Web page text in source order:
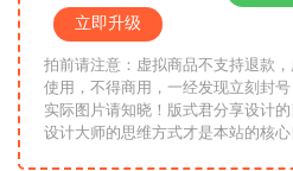
立即升级
拍前请注意：虚拟商品不支持退款
使用，不得商用，一经发现立刻封
实际图片请知晓！版式君分享设计